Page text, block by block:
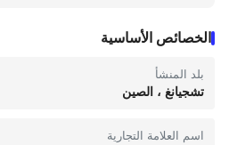
الخصائص الأساسية
بلد المنشأ
تشجيانغ ، الصين
اسم العلامة التجارية